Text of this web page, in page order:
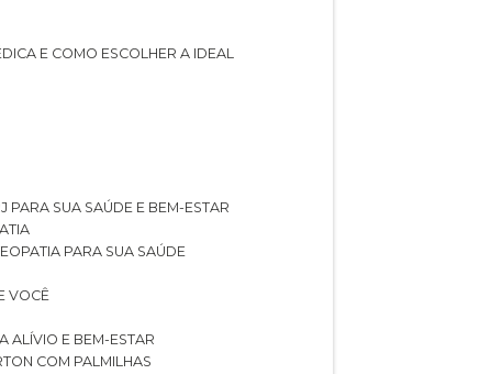
E COMO ESCOLHER A IDEAL
PARA SUA SAÚDE E BEM-ESTAR
PARA SUA SAÚDE
VOCÊ
ALÍVIO E BEM-ESTAR
COM PALMILHAS